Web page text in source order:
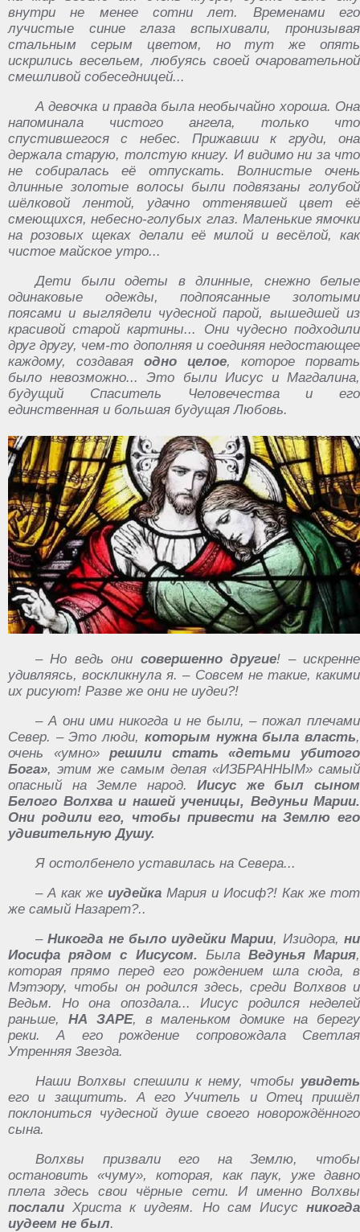
внутри не менее сотни лет. Временами его
лучистые синие глаза вспыхивали, пронизывая
стальным серым цветом, но тут же опять
искрились весельем, любуясь своей очаровательной
смешливой собеседницей...
А девочка и правда была необычайно хороша. Она
напоминала чистого ангела, только что
спустившегося с небес. Прижавши к груди, она
держала старую, толстую книгу. И видимо ни за что
не собиралась её отпускать. Волнистые очень
длинные золотые волосы были подвязаны голубой
шёлковой лентой, удачно оттенявшей цвет её
смеющихся, небесно-голубых глаз. Маленькие ямочки
на розовых щеках делали её милой и весёлой, как
чистое майское утро...
Дети были одеты в длинные, снежно белые
одинаковые одежды, подпоясанные золотыми
поясами и выглядели чудесной парой, вышедшей из
красивой старой картины... Они чудесно подходили
друг другу, чем-то дополняя и соединяя недостающее
каждому, создавая одно целое, которое порвать
было невозможно... Это были Иисус и Магдалина,
будущий Спаситель Человечества и его
единственная и большая будущая Любовь.
– Но ведь они совершенно другие! – искренне
удивляясь, воскликнула я. – Совсем не такие, какими
их рисуют! Разве же они не иудеи?!
– А они ими никогда и не были, – пожал плечами
Север. – Это люди, которым нужна была власть,
очень «умно»решили стать «детьми убитого
Бога», этим же самым делая «ИЗБРАННЫМ» самый
опасный на Земле народ.Иисус же был сыном
Белого Волхва и нашей ученицы, Ведуньи Марии.
Они родили его, чтобы привести на Землю его
удивительную Душу.
Я остолбенело уставилась на Севера...
– А как же иудейка Мария и Иосиф?! Как же тот
же самый Назарет?..
–Никогда не было иудейки Марии, Изидора,ни
Иосифа рядом с Иисусом. Была Ведунья Мария,
которая прямо перед его рождением шла сюда, в
Мэтэору, чтобы он родился здесь, среди Волхвов и
Ведьм. Но она опоздала... Иисус родился неделей
раньше, НА ЗАРЕ, в маленьком домике на берегу
реки. А его рождение сопровождала Светлая
Утренняя Звезда.
Наши Волхвы спешили к нему, чтобы увидеть
его и защитить. А его Учитель и Отец пришёл
поклониться чудесной душе своего новорождённого
сына.
Волхвы призвали его на Землю, чтобы
остановить «чуму», которая, как паук, уже давно
плела здесь свои чёрные сети. И именно Волхвы
послали Христа к иудеям. Но сам Иисус никогда
иудеем не был.